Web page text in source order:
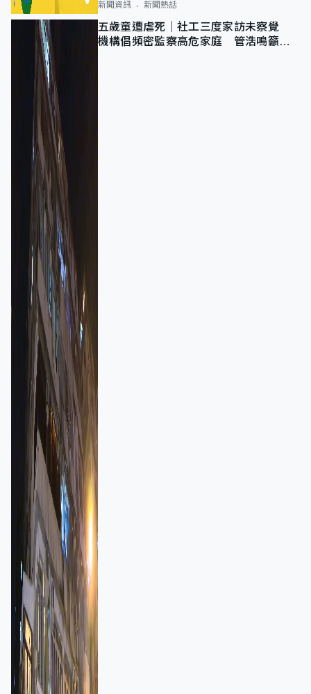
新聞資訊 新聞熱話
五歲童遭虐死｜社工三度家訪未察覺
機構倡頻密監察高危家庭 管浩鳴籲加